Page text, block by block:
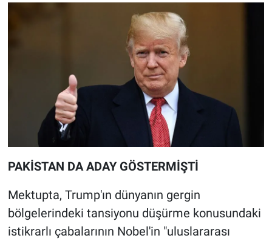
PAKİSTAN DA ADAY GÖSTERMİŞTİ
Mektupta, Trump'ın dünyanın gergin
bölgelerindeki tansiyonu düşürme konusundaki
istikrarlı çabalarının Nobel'in "uluslararası